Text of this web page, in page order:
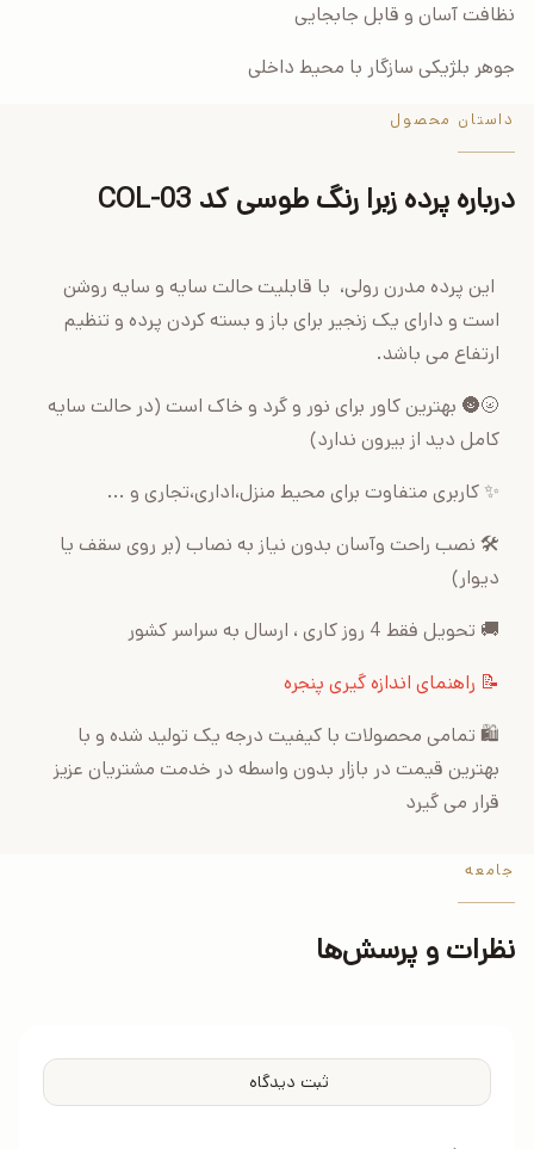
نظافت آسان و قابل جابجایی
جوهر بلژیکی سازگار با محیط داخلی
داستان محصول
درباره پرده زبرا رنگ طوسی کد COL-03
این پرده مدرن رولی، با قابلیت حالت سایه و سایه روشن
است و دارای یک زنجیر برای باز و بسته کردن پرده و تنظیم
ارتفاع می باشد.
🌝🌚 بهترین کاور برای نور و گرد و خاک است (در حالت سایه
کامل دید از بیرون ندارد)
✨ کاربری متفاوت برای محیط منزل،اداری،تجاری و ...
🛠 نصب راحت وآسان بدون نیاز به نصاب (بر روی سقف یا
دیوار)
🚚 تحویل فقط 4 روز کاری ، ارسال به سراسر کشور
📝 راهنمای اندازه گیری پنجره
🛍 تمامی محصولات با کیفیت درجه یک تولید شده و با
بهترین قیمت در بازار بدون واسطه در خدمت مشتریان عزیز
قرار می گیرد
جامعه
نظرات و پرسش‌ها
ثبت دیدگاه